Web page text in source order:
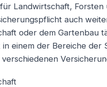
(Angestellt / Gesellschafter)
/ Unternehmer
Landwirtschaft,
auch
oder dem Gartenbau
einem der Bereiche der